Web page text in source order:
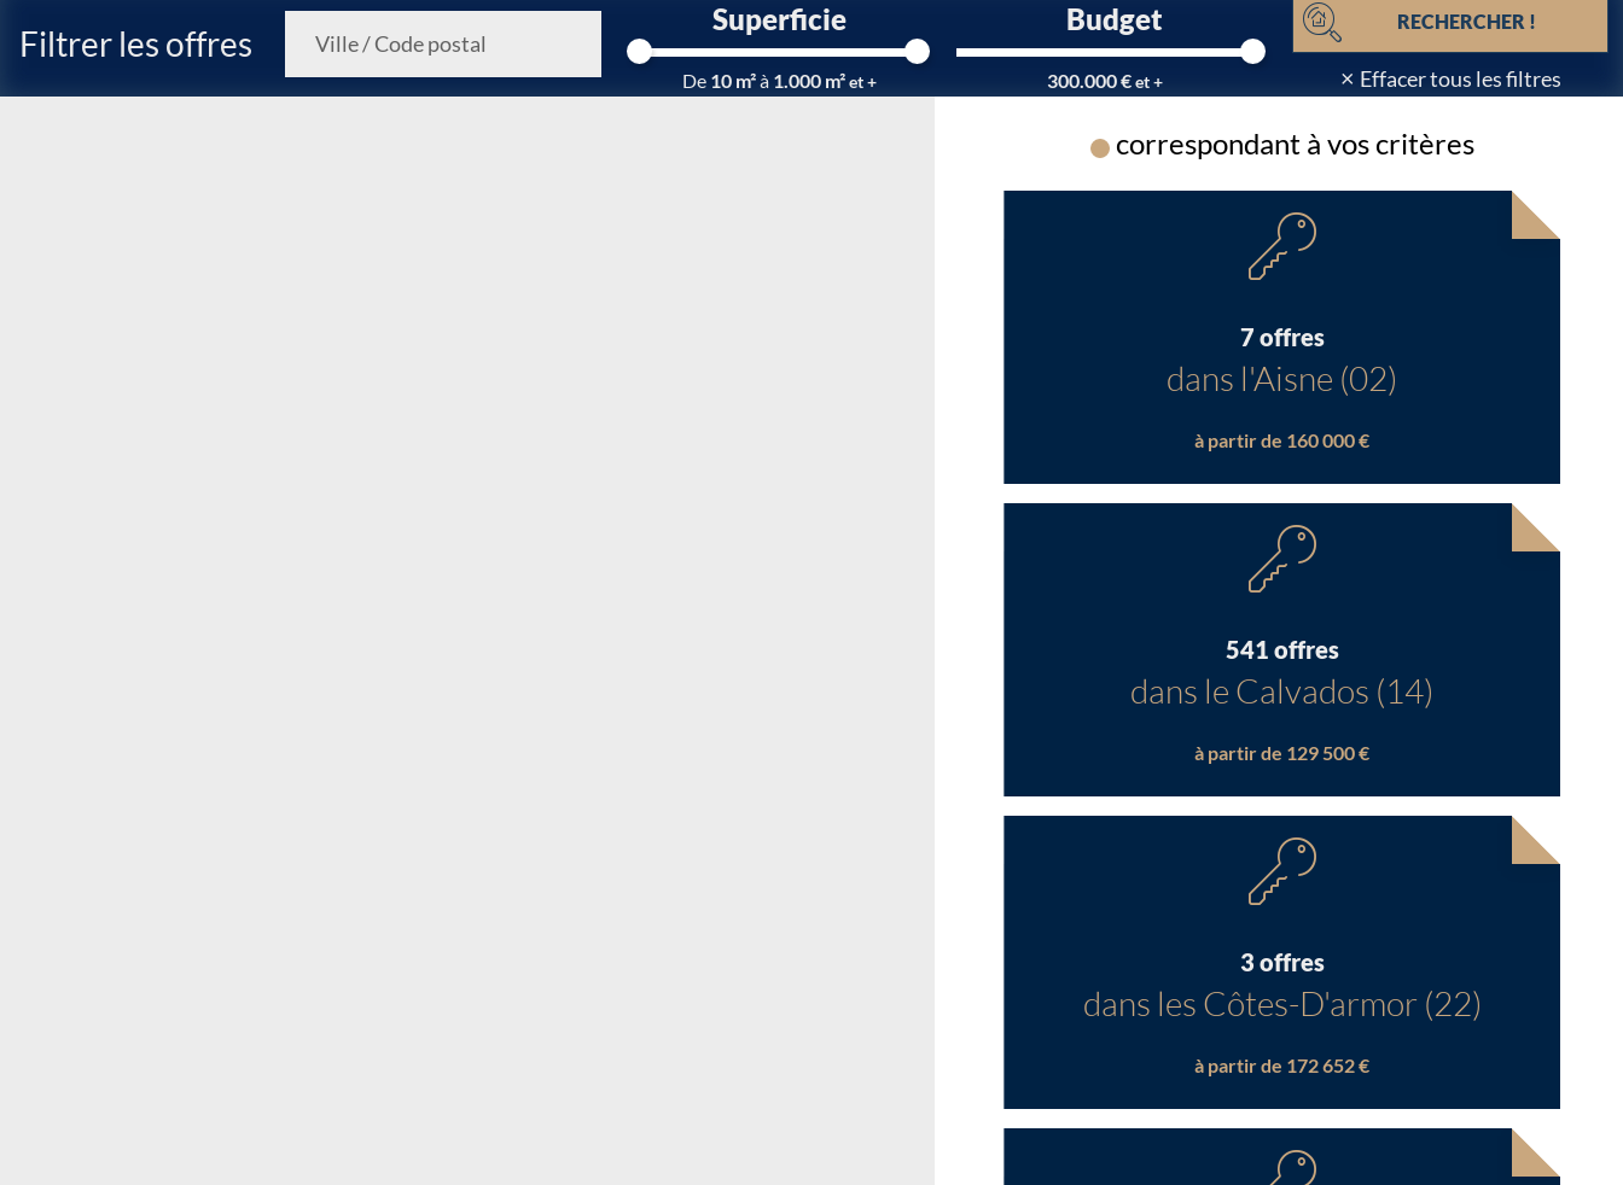
Filtrer les offres
Superficie
De 10 m²à 1.000 m²et +
Budget
300.000 €et +
RECHERCHER !
× Effacer tous les filtres
Chargement...
correspondant à vos critères
7 offres
dans l'Aisne (02)
à partir de 160 000 €
541 offres
dans le Calvados (14)
à partir de 129 500 €
3 offres
dans les Côtes-D'armor (22)
à partir de 172 652 €